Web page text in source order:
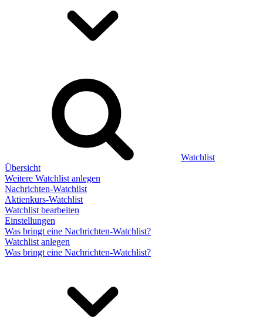
Watchlist
Übersicht
Weitere Watchlist anlegen
Nachrichten-Watchlist
Aktienkurs-Watchlist
Watchlist bearbeiten
Einstellungen
Was bringt eine Nachrichten-Watchlist?
Watchlist anlegen
Was bringt eine Nachrichten-Watchlist?